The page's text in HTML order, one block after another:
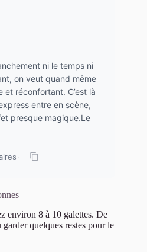
ni le temps ni
on veut quand même
et réconfortant. C’est là
entre en scène,
presque magique.Le
·
environ 8 à 10 galettes. De
quelques restes pour le